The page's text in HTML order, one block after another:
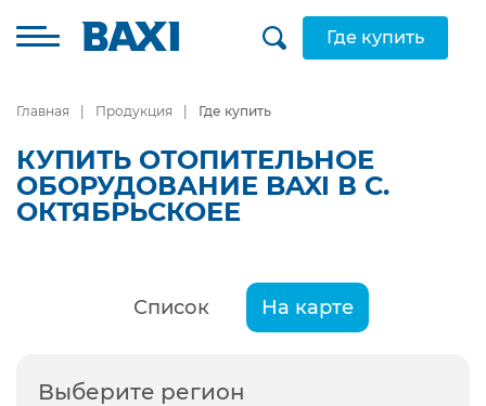
Где купить
Главная Продукция Где купить
КУПИТЬ ОТОПИТЕЛЬНОЕ
ОБОРУДОВАНИЕ BAXI В С.
ОКТЯБРЬСКОЕЕ
Список На карте
Выберите регион